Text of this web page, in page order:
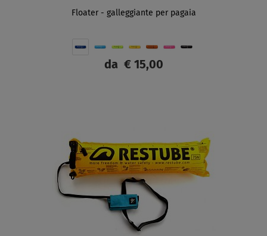
Floater - galleggiante per pagaia
da € 15,00